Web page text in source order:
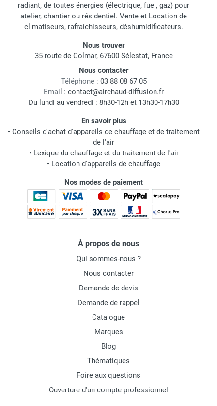
radiant, de toutes énergies (électrique, fuel, gaz) pour
atelier, chantier ou résidentiel. Vente et Location de
climatiseurs, rafraichisseurs, déshumidificateurs.
Nous trouver
35 route de Colmar, 67600 Sélestat, France
Nous contacter
Téléphone : 03 88 08 67 05
Email : contact@airchaud-diffusion.fr
Du lundi au vendredi : 8h30-12h et 13h30-17h30
En savoir plus
• Conseils d'achat d'appareils de chauffage et de traitement
de l'air
• Lexique du chauffage et du traitement de l'air
• Location d'appareils de chauffage
Nos modes de paiement
À propos de nous
Qui sommes-nous ?
Nous contacter
Demande de devis
Demande de rappel
Catalogue
Marques
Blog
Thématiques
Foire aux questions
Ouverture d'un compte professionnel